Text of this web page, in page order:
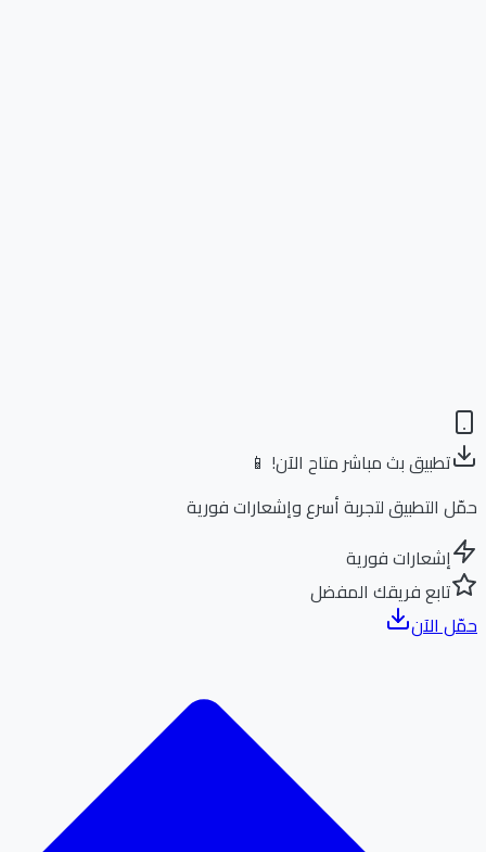
تطبيق بث مباشر متاح الآن! 📱
التطبيق لتجربة أسرع وإشعارات فورية
إشعارات فورية
تابع فريقك المفضل
الآن